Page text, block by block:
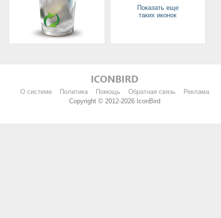
Показать еще
таких иконок
О системе Политика Помощь Обратная связь
Реклама
Copyright © 2012-2026 IconBird